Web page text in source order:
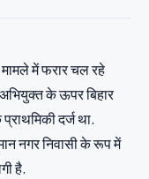
में फरार चल रहे
के ऊपर बिहार
दर्ज था.
नगर निवासी के रूप में
है.